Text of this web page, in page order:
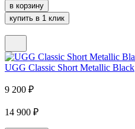
в корзину
купить в 1 клик
UGG Classic Short Metallic Black
9 200 ₽
14 900 ₽